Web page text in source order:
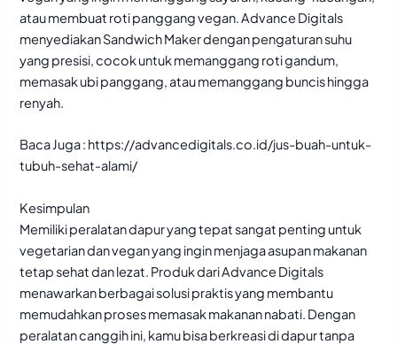
atau membuat roti panggang vegan. Advance Digitals
menyediakan Sandwich Maker dengan pengaturan suhu
yang presisi, cocok untuk memanggang roti gandum,
memasak ubi panggang, atau memanggang buncis hingga
renyah.
Baca Juga : https://advancedigitals.co.id/jus-buah-untuk-
tubuh-sehat-alami/
Kesimpulan
Memiliki peralatan dapur yang tepat sangat penting untuk
vegetarian dan vegan yang ingin menjaga asupan makanan
tetap sehat dan lezat. Produk dari Advance Digitals
menawarkan berbagai solusi praktis yang membantu
memudahkan proses memasak makanan nabati. Dengan
peralatan canggih ini, kamu bisa berkreasi di dapur tanpa